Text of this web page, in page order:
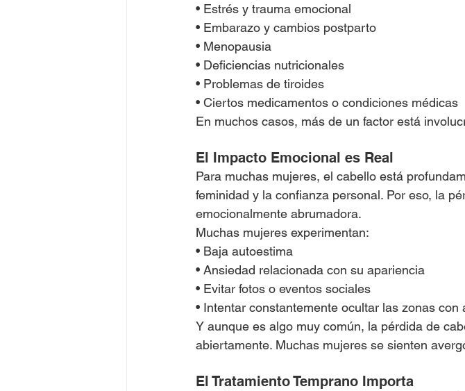
• Estrés y trauma emocional
• Embarazo y cambios postparto
• Menopausia
• Deficiencias nutricionales
• Problemas de tiroides
• Ciertos medicamentos o condiciones médicas
En muchos casos, más de un factor está
El Impacto Emocional es Real
Para muchas mujeres, el cabello está
feminidad y la confianza personal. Por eso, la
emocionalmente abrumadora.
Muchas mujeres experimentan:
• Baja autoestima
• Ansiedad relacionada con su apariencia
• Evitar fotos o eventos sociales
• Intentar constantemente ocultar las zonas con
Y aunque es algo muy común, la pérdida de
abiertamente. Muchas mujeres se sienten
El Tratamiento Temprano Importa